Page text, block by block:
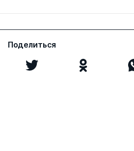
Поделиться